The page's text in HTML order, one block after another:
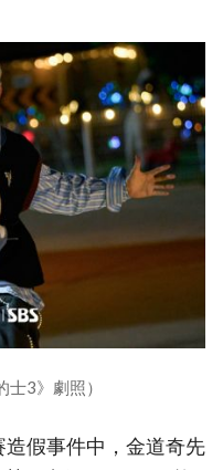
士3》劇照）
造假事件中，金道奇先